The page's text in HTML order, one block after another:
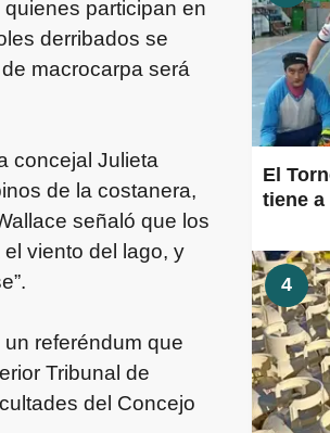
participan en
derribados se
macrocarpa será
concejal Julieta
de la costanera,
señaló que los
viento del lago, y
referéndum que
Tribunal de
del Concejo
El
tiene
4